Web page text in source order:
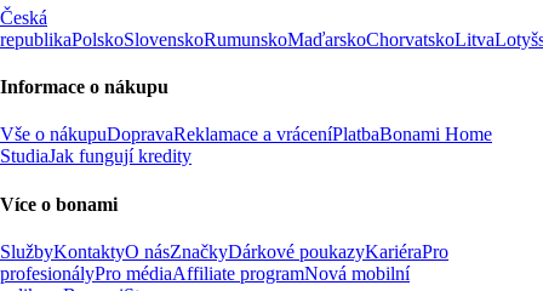
Česká
republikaPolskoSlovenskoRumunskoMaďarskoChorvatskoLitva
Informace o nákupu
Vše o nákupuDopravaReklamace a vráceníPlatbaBonami Home
StudiaJak fungují kredity
Více o bonami
SlužbyKontaktyO násZnačkyDárkové poukazyKariéraPro
profesionályPro médiaAffiliate programNová mobilní